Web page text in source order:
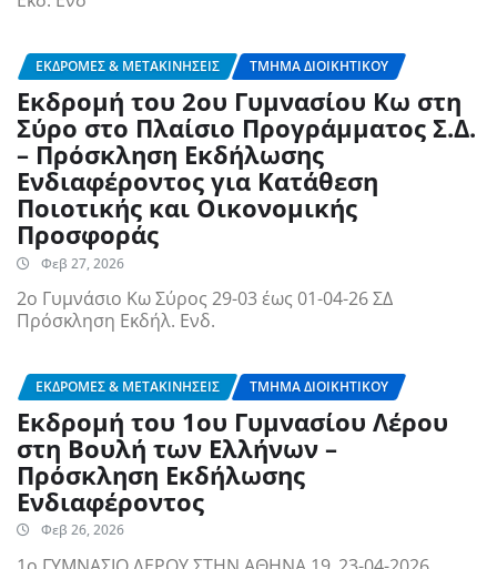
ΕΚΔΡΟΜΈΣ & ΜΕΤΑΚΙΝΉΣΕΙΣ ΤΜΉΜΑ ΔΙΟΙΚΗΤΙΚΟΎ
Εκδρομή του 2ου Γυμνασίου Κω στη
Σύρο στο Πλαίσιο Προγράμματος Σ.Δ.
– Πρόσκληση Εκδήλωσης
Ενδιαφέροντος για Κατάθεση
Ποιοτικής και Οικονομικής
Προσφοράς
Φεβ 27, 2026
2ο Γυμνάσιο Κω Σύρος 29-03 έως 01-04-26 ΣΔ
Πρόσκληση Εκδήλ. Ενδ.
ΕΚΔΡΟΜΈΣ & ΜΕΤΑΚΙΝΉΣΕΙΣ ΤΜΉΜΑ ΔΙΟΙΚΗΤΙΚΟΎ
Εκδρομή του 1ου Γυμνασίου Λέρου
στη Βουλή των Ελλήνων –
Πρόσκληση Εκδήλωσης
Ενδιαφέροντος
Φεβ 26, 2026